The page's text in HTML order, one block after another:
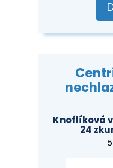
Knoflíková
24